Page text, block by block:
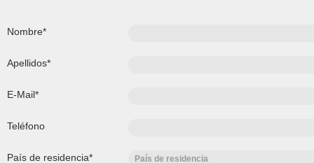
Nombre*
Apellidos*
E-Mail*
Teléfono
País de residencia* País de residencia